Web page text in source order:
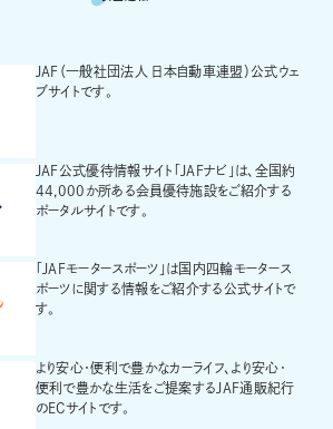
JAF（一般社団法人 日本自動車連盟）公式ウェ
ブサイトです。
JAF公式優待情報サイト「JAFナビ」は、全国約
44,000か所ある会員優待施設をご紹介する
ポータルサイトです。
「JAFモータースポーツ」は国内四輪モータース
ポーツに関する情報をご紹介する公式サイトで
す。
より安心・便利で豊かなカーライフ、より安心・
便利で豊かな生活をご提案するJAF通販紀行
のECサイトです。